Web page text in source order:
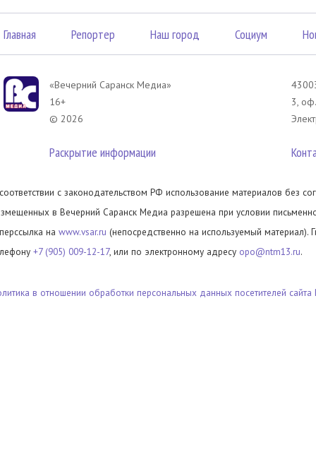
Главная Репортер Наш город Социум
«Вечерний Саранск Mедиа»
16+
© 2026
Раскрытие информации
3,
с законодательством РФ использование материалов без
в Вечерний Саранск Медиа разрешена при условии
на www.vsar.ru (непосредственно на используемый материал).
+7 (905) 009-12-17, или по электронному адресу opo@ntm13.ru.
в отношении обработки персональных данных посетителей